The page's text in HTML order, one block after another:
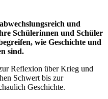
und
Schülerinnen und Schüler
wie Geschichte und
sind.
Reflexion über Krieg und
Schwert bis zur
Geschichte.